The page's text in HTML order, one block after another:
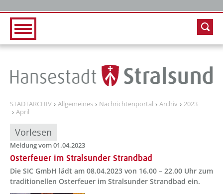
STADTARCHIV Allgemeines Nachrichtenportal Archiv
2023
April
Vorlesen
Meldung vom 01.04.2023
Osterfeuer im Stralsunder Strandbad
Die SIC GmbH lädt am 08.04.2023 von 16.00 – 22.00 Uhr zum
traditionellen Osterfeuer im Stralsunder Strandbad ein.